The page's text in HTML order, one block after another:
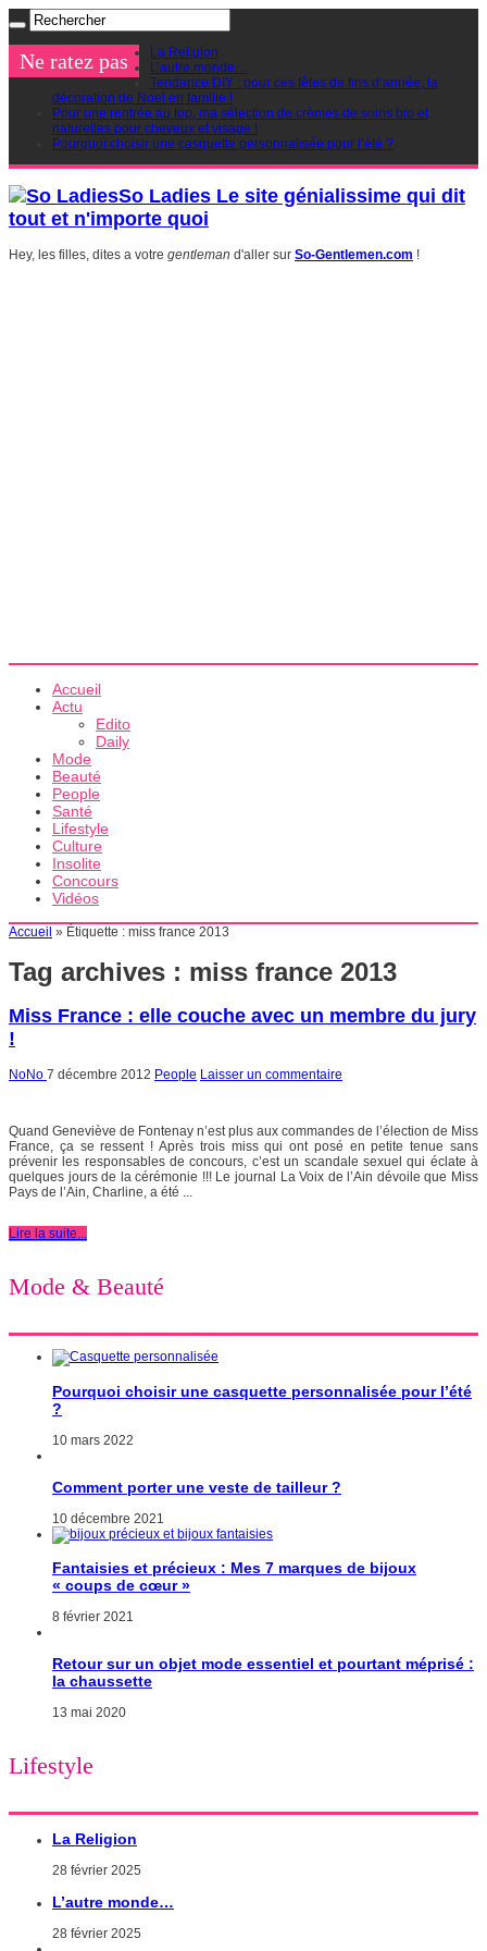
Ne ratez pas
La Religion
L’autre monde…
Tendance DIY : pour ces fêtes de fins d’année, la
décoration de Noel en famille !
Pour une rentrée au top, ma sélection de crèmes de soins bio et
naturelles pour cheveux et visage !
Pourquoi choisir une casquette personnalisée pour l’été ?
So Ladies Le site génialissime qui dit
tout et n'importe quoi
Hey, les filles, dites a votre gentleman d'aller sur So-Gentlemen.com !
Accueil
Actu
Edito
Daily
Mode
Beauté
People
Santé
Lifestyle
Culture
Insolite
Concours
Vidéos
Accueil » Étiquette : miss france 2013
Tag archives : miss france 2013
Miss France : elle couche avec un membre du jury
!
NoNo 7 décembre 2012 People Laisser un commentaire
Quand Geneviève de Fontenay n’est plus aux commandes de l’élection de Miss
France, ça se ressent ! Après trois miss qui ont posé en petite tenue sans
prévenir les responsables de concours, c’est un scandale sexuel qui éclate à
quelques jours de la cérémonie !!! Le journal La Voix de l’Ain dévoile que Miss
Pays de l’Ain, Charline, a été ...
Lire la suite...
Mode & Beauté
Pourquoi choisir une casquette personnalisée pour l’été
?
10 mars 2022
Comment porter une veste de tailleur ?
10 décembre 2021
Fantaisies et précieux : Mes 7 marques de bijoux
« coups de cœur »
8 février 2021
Retour sur un objet mode essentiel et pourtant méprisé :
la chaussette
13 mai 2020
Lifestyle
La Religion
28 février 2025
L’autre monde…
28 février 2025